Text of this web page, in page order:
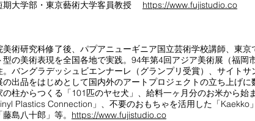
期大学部・東京藝術大学客員教授 https://www.fujistudio.co
術研究科修了後、パプアニューギニア国立芸術学校講師、東京
の美術表現を全国各地で実践。94年第4回アジア美術展（福岡
バングラデッシュビエンナーレ（グランプリ受賞）、サイトサ
出品をはじめとして国内外のアートプロジェクトの立ち上げに
柱からつくる「101匹のヤセ犬」、給料一ヶ月分のお米から始
Plastics Connection」、不要のおもちゃを活用した「Kaekko
島八十郎」等。 https://www.fujistudio.co